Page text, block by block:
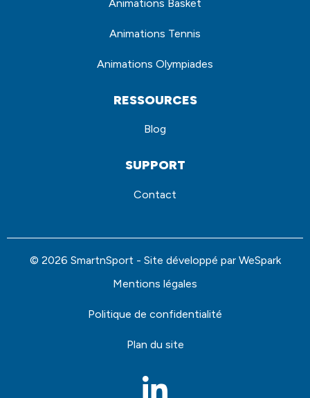
Animations Basket
Animations Tennis
Animations Olympiades
RESSOURCES
Blog
SUPPORT
Contact
© 2026 SmartnSport - Site développé par WeSpark
Mentions légales
Politique de confidentialité
Plan du site